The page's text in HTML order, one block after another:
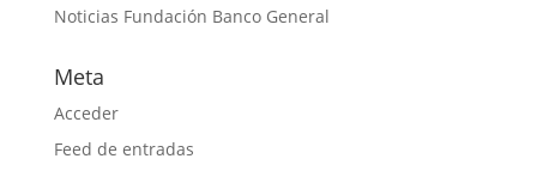
Noticias Fundación Banco General
Meta
Acceder
Feed de entradas